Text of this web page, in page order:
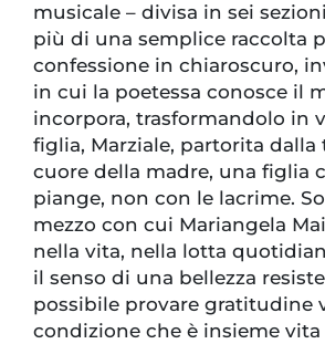
musicale – divisa in sei
più di una semplice raccolta
confessione in chiaroscuro,
in cui la poetessa conosce il
incorpora, trasformandolo in
figlia, Marziale, partorita dalla
cuore della madre, una figlia
piange, non con le lacrime.
mezzo con cui Mariangela
nella vita, nella lotta
il senso di una bellezza
possibile provare gratitudine
condizione che è insieme vita